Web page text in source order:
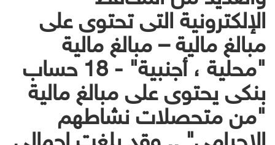
الإلكترونية التى تحتوى على
مبالغ مالية – مبالغ مالية
"محلية ، أجنبية" - 18 حساب
بنكى يحتوى على مبالغ مالية
"من متحصلات نشاطهم
الإجرامى" .. وقد بلغت إجمالى